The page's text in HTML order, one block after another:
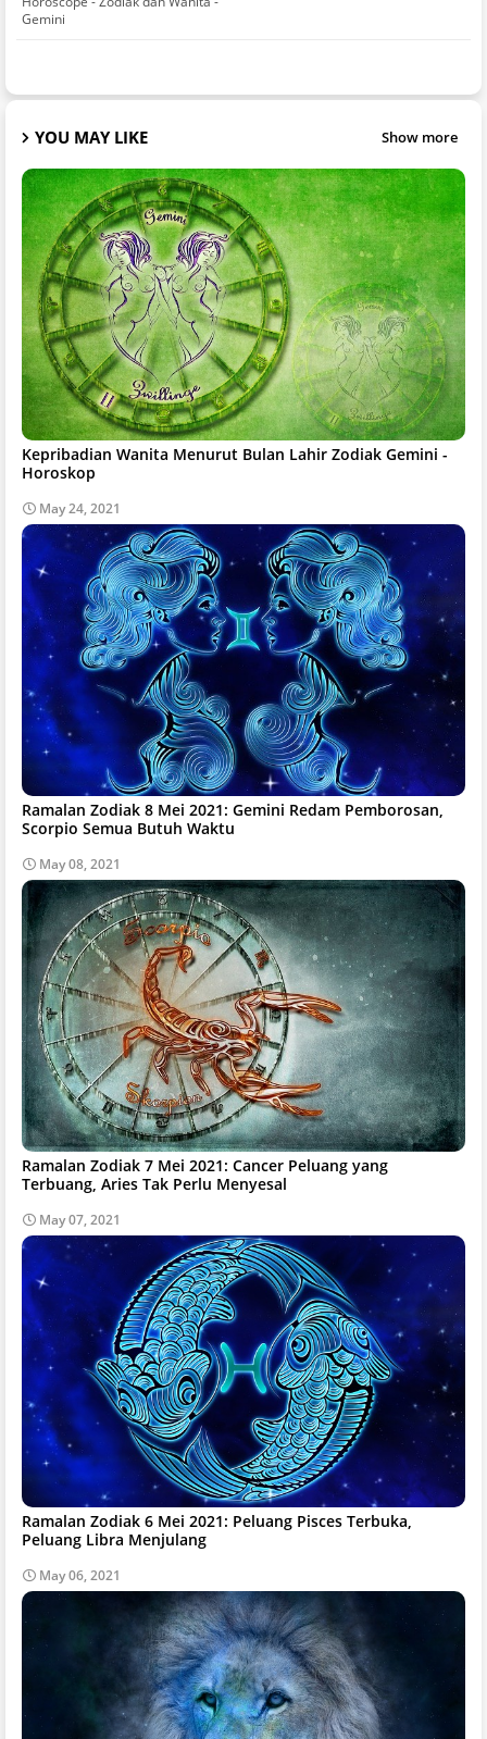
Gemini
YOU MAY LIKE Show more
Kepribadian Wanita Menurut Bulan Lahir Zodiak Gemini -
Horoskop
May 24, 2021
Ramalan Zodiak 8 Mei 2021: Gemini Redam Pemborosan,
Scorpio Semua Butuh Waktu
May 08, 2021
Ramalan Zodiak 7 Mei 2021: Cancer Peluang yang
Terbuang, Aries Tak Perlu Menyesal
May 07, 2021
Ramalan Zodiak 6 Mei 2021: Peluang Pisces Terbuka,
Peluang Libra Menjulang
May 06, 2021